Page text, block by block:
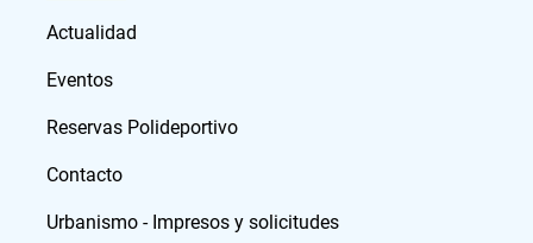
Actualidad
Eventos
Reservas Polideportivo
Contacto
Urbanismo - Impresos y solicitudes